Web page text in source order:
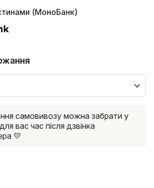
(МоноБанк)
самовивозу можна забрати у
вас час після дзвінка
💛